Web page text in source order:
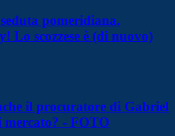
pomeridiana.
Lo scozzese è (di nuovo)
il procuratore di Gabriel
mercato? - FOTO